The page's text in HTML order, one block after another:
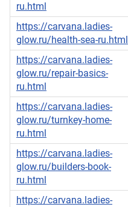
ru.html
https://carvana.ladies-
glow.ru/health-sea-ru.html
https://carvana.ladies-
glow.ru/repair-basics-
ru.html
https://carvana.ladies-
glow.ru/turnkey-home-
ru.html
https://carvana.ladies-
glow.ru/builders-book-
ru.html
https://carvana.ladies-